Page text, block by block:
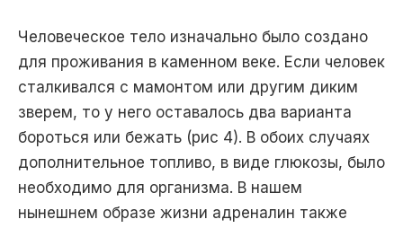
Человеческое тело изначально было создано
для проживания в каменном веке. Если человек
сталкивался с мамонтом или другим диким
зверем, то у него оставалось два варианта
бороться или бежать (рис 4). В обоих случаях
дополнительное топливо, в виде глюкозы, было
необходимо для организма. В нашем
нынешнем образе жизни адреналин также